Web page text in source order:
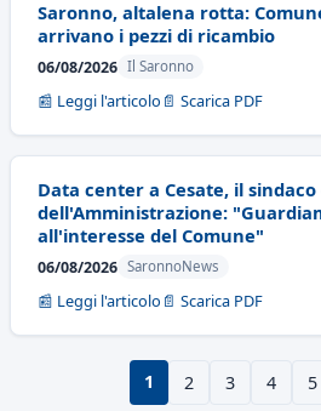
Saronno, altalena rotta:
arrivano i pezzi di ricambio
06/08/2026 Il Saronno
📰 Leggi l'articolo 📄 Scarica PDF
Data center a Cesate, il
dell'Amministrazione:
all'interesse del Comune"
06/08/2026 SaronnoNews
📰 Leggi l'articolo 📄 Scarica PDF
1 2 3 4 5